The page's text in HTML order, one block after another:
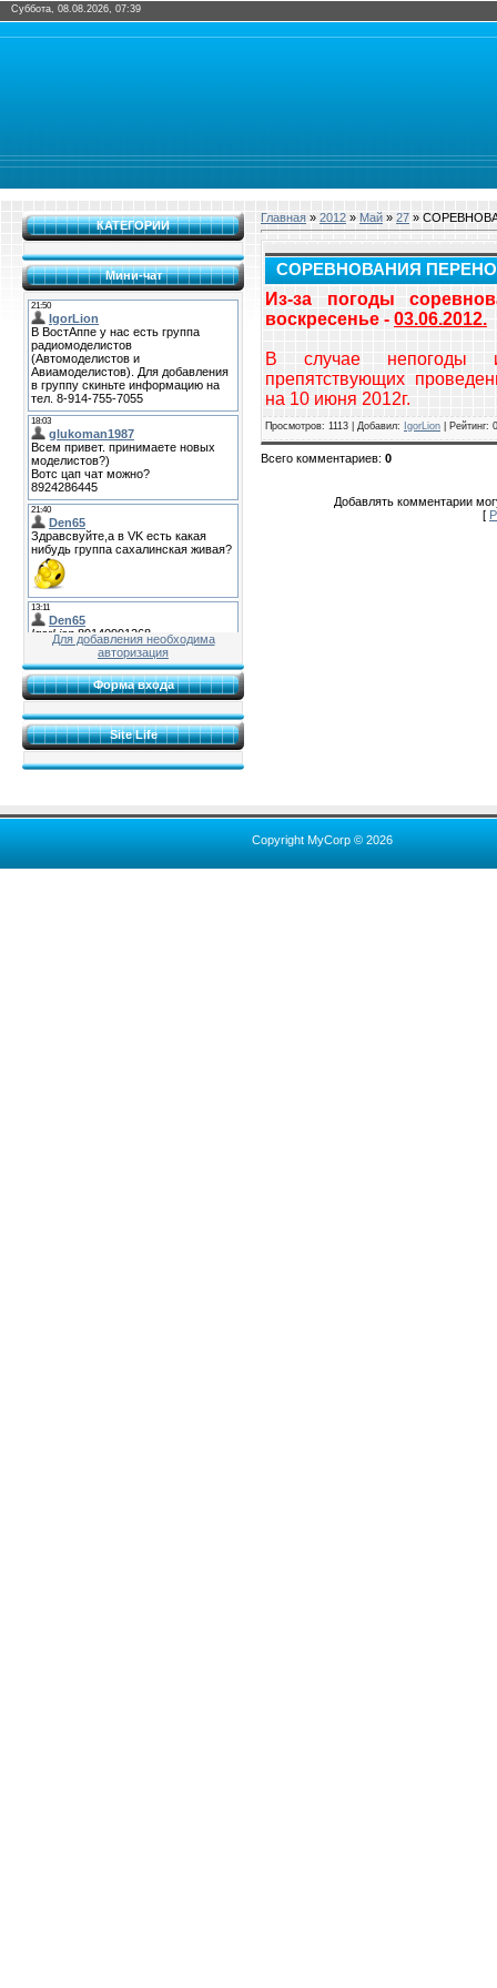
Суббота, 08.08.2026, 07:39
КАТЕГОРИИ
Мини-чат
Для добавления необходима
авторизация
Форма входа
Site Life
Главная » 2012 » Май » 27 »
СОРЕВНОВАНИЯ
Из-за погоды
воскресенье - 03.06.2012.
В случае непогоды
препятствующих
на 10 июня 2012г.
Просмотров: 1113 | Добавил: IgorLion Рейтинг:
Всего комментариев: 0
Добавлять комментарии
[
Copyright MyCorp © 2026